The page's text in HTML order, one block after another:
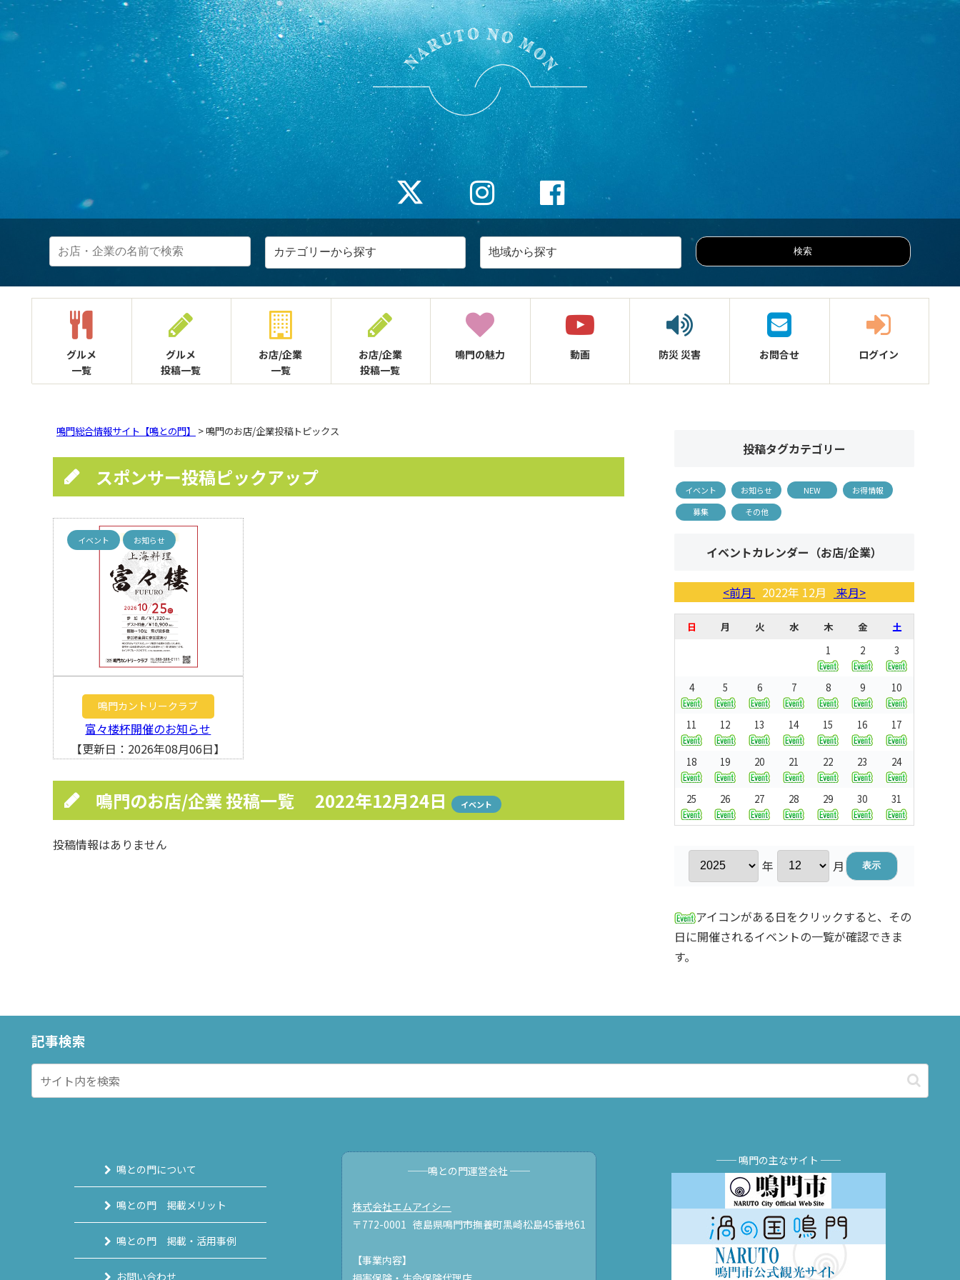
グルメ
一覧
グルメ
投稿一覧
お店/企業
一覧
お店/企業
投稿一覧
鳴門の魅力 動画 防災災害 お問合せ ログイン
鳴門総合情報サイト【鳴との門】 > 鳴門のお店/企業投稿トピックス
スポンサー投稿ピックアップ
イベント お知らせ
鳴門カントリークラブ
富々楼杯開催のお知らせ
【更新日：2026年08月06日】
鳴門のお店/企業 投稿一覧 2022年12月24日 イベント
投稿情報はありません
投稿タグカテゴリー
イベント お知らせ NEW
お得情報
募集
その他
イベントカレンダー（お店/企業）
<前月 2022年 12月 来月>
日 月 火 水 木 金
土
1
2 3
4 5 6 7 8 9 10
11 12 13 14 15 16 17
18 19 20 21 22 23 24
25 26 27 28 29 30 31
年 月
アイコンがある日をクリックすると、その
日に開催されるイベントの一覧が確認できま
す。
記事検索
鳴との門について
鳴との門 掲載メリット
鳴との門 掲載・活用事例
お問い合わせ
──鳴との門運営会社 ──
株式会社エムアイシー
〒772-0001 徳島県鳴門市撫養町黒崎松島45番地61
【事業内容】
── 鳴門の主なサイト ──